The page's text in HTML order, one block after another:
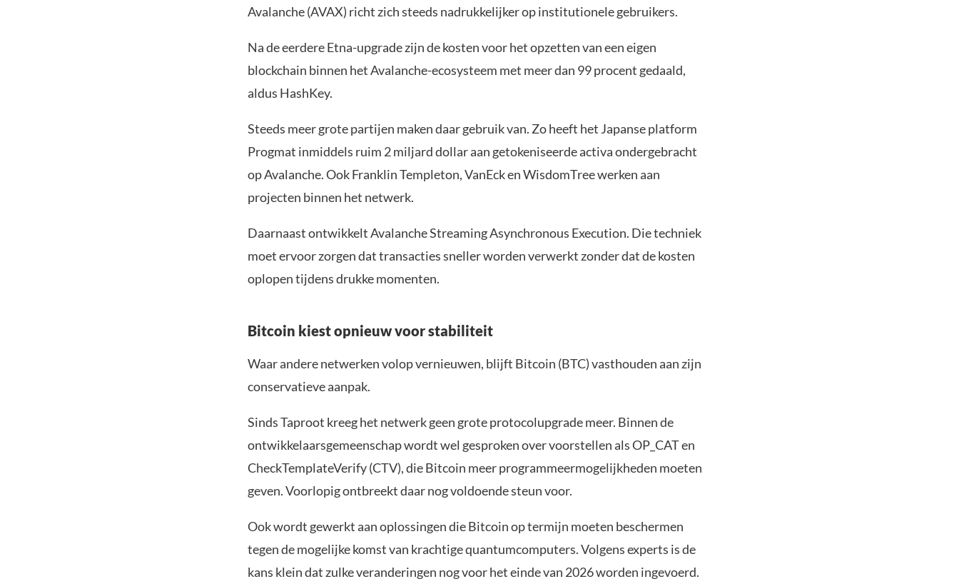
Avalanche (AVAX) richt zich steeds nadrukkelijker op institutionele gebruikers.
Na de eerdere Etna-upgrade zijn de kosten voor het opzetten van een eigen
blockchain binnen het Avalanche-ecosysteem met meer dan 99 procent gedaald,
aldus HashKey.
Steeds meer grote partijen maken daar gebruik van. Zo heeft het Japanse platform
Progmat inmiddels ruim 2 miljard dollar aan getokeniseerde activa ondergebracht
op Avalanche. Ook Franklin Templeton, VanEck en WisdomTree werken aan
projecten binnen het netwerk.
Daarnaast ontwikkelt Avalanche Streaming Asynchronous Execution. Die techniek
moet ervoor zorgen dat transacties sneller worden verwerkt zonder dat de kosten
oplopen tijdens drukke momenten.
Bitcoin kiest opnieuw voor stabiliteit
Waar andere netwerken volop vernieuwen, blijft Bitcoin (BTC) vasthouden aan zijn
conservatieve aanpak.
Sinds Taproot kreeg het netwerk geen grote protocolupgrade meer. Binnen de
ontwikkelaarsgemeenschap wordt wel gesproken over voorstellen als OP_CAT en
CheckTemplateVerify (CTV), die Bitcoin meer programmeermogelijkheden moeten
geven. Voorlopig ontbreekt daar nog voldoende steun voor.
Ook wordt gewerkt aan oplossingen die Bitcoin op termijn moeten beschermen
tegen de mogelijke komst van krachtige quantumcomputers. Volgens experts is de
kans klein dat zulke veranderingen nog voor het einde van 2026 worden ingevoerd.